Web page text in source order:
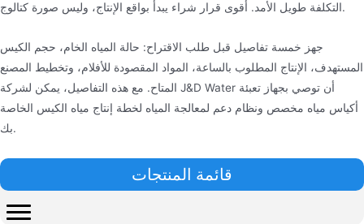
التكلفة طويل الأمد. أقوى قرار شراء يبدأ بواقع الإنتاج، وليس صورة كتالوج.
جهز خمسة تفاصيل قبل طلب الاقتراح: حالة المياه الخام، حجم الكيس
المستهدف، الإنتاج المطلوب بالساعة، المواد المقصودة للأفلام، وتخطيط المصنع
المتاح. مع هذه التفاصيل، يمكن لشركة J&D Water أن توصي بجهاز تعبئة
أكياس مياه مخصص ونظام دعم لمعالجة المياه لخطة إنتاج مياه الكيس الخاصة
بك.
قائمة المنتجات